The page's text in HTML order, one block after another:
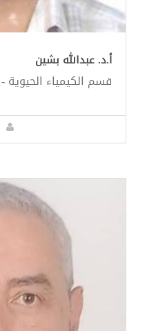
أ.د. عبدالله بشين
قسم الكيمياء